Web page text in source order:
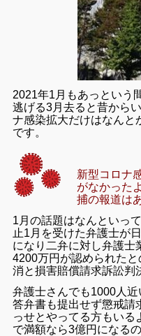
2021年1月もあっという
逃げる3月去ると昔から
ナ感染拡大だけはなんと
です。
新型コロナ
がなかった
捕の報道は
1月の話題はなんといっ
止1月を受けた弁護士が
になり二弁に対し弁護士
4200万円が認められた
消と損害賠償請求訴訟判
弁護士さんでも1000人
答弁書も提出せず懲戒請
っせとやってる方もいる
で満額なら3億円になる